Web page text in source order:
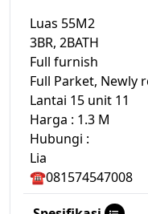
Luas 55M2
3BR, 2BATH
Full furnish
Full Parket, Newly
Lantai 15 unit 11
Harga : 1.3 M
Hubungi :
Lia
☎️081574547008